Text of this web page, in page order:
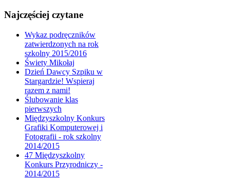
Najczęściej czytane
Wykaz podręczników
zatwierdzonych na rok
szkolny 2015/2016
Świety Mikołaj
Dzień Dawcy Szpiku w
Stargardzie! Wspieraj
razem z nami!
Ślubowanie klas
pierwszych
Międzyszkolny Konkurs
Grafiki Komputerowej i
Fotografii - rok szkolny
2014/2015
47 Międzyszkolny
Konkurs Przyrodniczy -
2014/2015